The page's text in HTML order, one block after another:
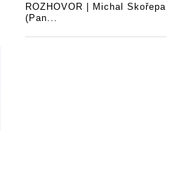
ROZHOVOR | Michal Skořepa
(Pan...